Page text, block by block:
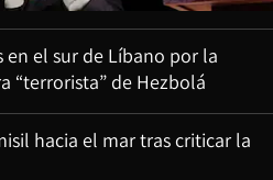
en el sur de Líbano por la
“terrorista” de Hezbolá
hacia el mar tras criticar la